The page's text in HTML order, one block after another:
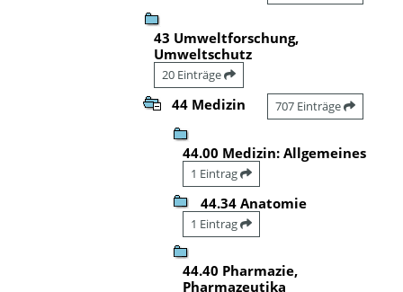
43 Umweltforschung,
Umweltschutz
20 Einträge
44 Medizin 707 Einträge
44.00 Medizin: Allgemeines
1 Eintrag
44.34 Anatomie
1 Eintrag
44.40 Pharmazie,
Pharmazeutika